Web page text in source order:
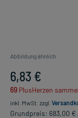
Abbildung ähnlich
6,83 €
69 PlusHerzen
inkl. MwSt. zzgl.
Grundpreis: 683,00 €